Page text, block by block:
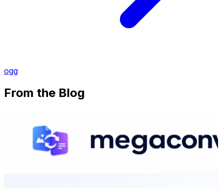
ogg
From the Blog